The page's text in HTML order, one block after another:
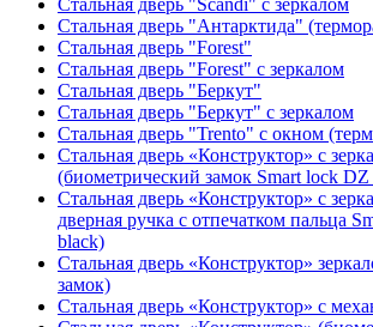
Стальная дверь "Scandi" с зеркалом
Стальная дверь "Антарктида"
Стальная дверь "Forest"
Стальная дверь "Forest" с зеркалом
Стальная дверь "Беркут"
Стальная дверь "Беркут" с зеркалом
Стальная дверь "Trento" с окном
Стальная дверь «Конструктор» с
(биометрический замок Smart lock DZ
Стальная дверь «Конструктор» с
дверная ручка с отпечатком пальца
black)
Стальная дверь «Конструктор»
замок)
Стальная дверь «Конструктор» с